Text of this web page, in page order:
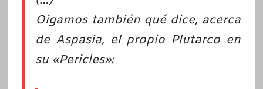
Oigamos también qué dice, acerca
de Aspasia, el propio Plutarco en
su «Pericles»: